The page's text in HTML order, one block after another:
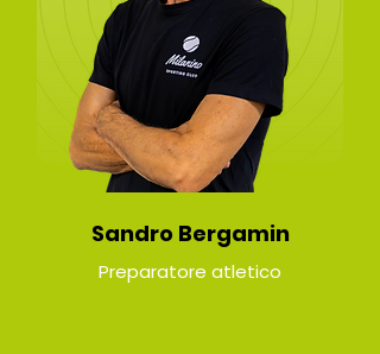
Sandro Bergamin
Preparatore atletico